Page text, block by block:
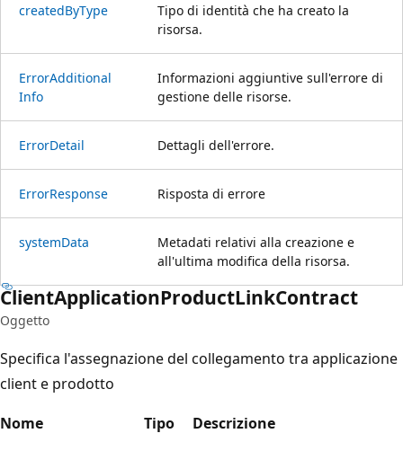
createdByType
Tipo di identità che ha creato la
risorsa.
ErrorAdditional
Info
Informazioni aggiuntive sull'errore di
gestione delle risorse.
ErrorDetail Dettagli dell'errore.
ErrorResponse Risposta di errore
systemData
Metadati relativi alla creazione e
all'ultima modifica della risorsa.
ClientApplicationProductLinkContract
Oggetto
Specifica l'assegnazione del collegamento tra applicazione
client e prodotto
Nome
Tipo Descrizione